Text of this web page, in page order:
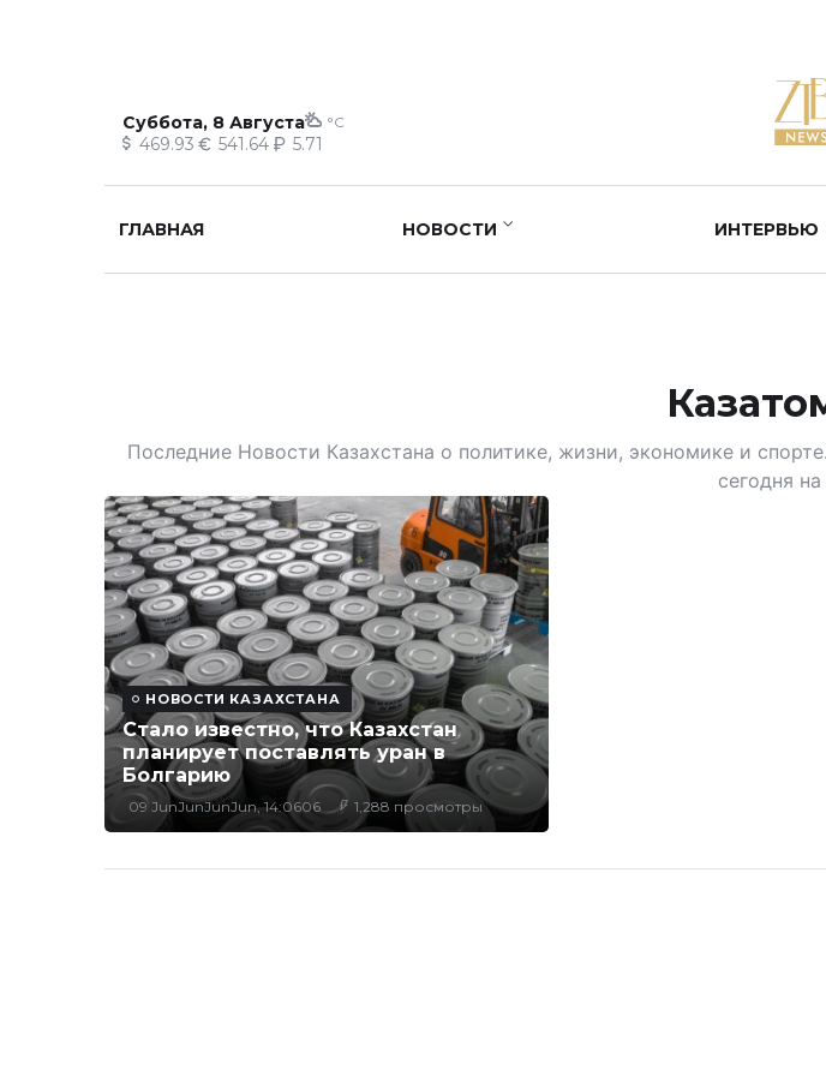
Суббота, 8 Августа °C
469.93 541.64 5.71
ГЛАВНАЯ НОВОСТИ ИНТЕРВЬЮ
Последние Новости Казахстана о политике, жизни, экономике и
сегодня на
НОВОСТИ КАЗАХСТАНА
Стало известно, что Казахстан
планирует поставлять уран в
Болгарию
09 JunJunJunJun, 14:0606 1,288 просмотры